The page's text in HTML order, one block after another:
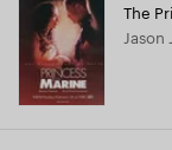
The